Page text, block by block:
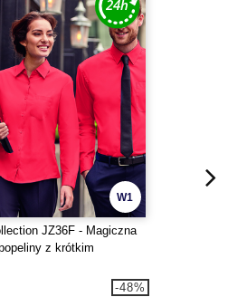
W1
JZ36F - Magiczna
z krótkim
-48%